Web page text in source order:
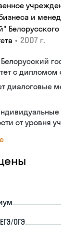
и
• 2007 г.
с дипломом
диалоговые
от уровня
ОГЭ